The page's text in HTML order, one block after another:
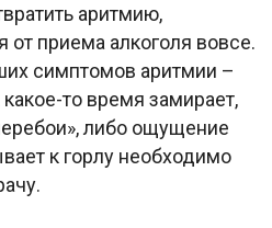
аритмию,
от приема алкоголя вовсе.
симптомов аритмии –
то время замирает,
либо ощущение
к горлу необходимо